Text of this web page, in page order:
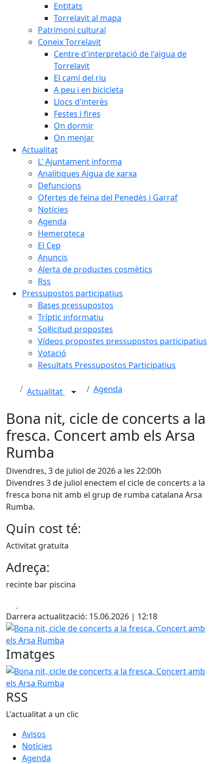
Entitats
Torrelavit al mapa
Patrimoni cultural
Coneix Torrelavit
Centre d'interpretació de l'aigua de
Torrelavit
El camí del riu
A peu i en bicicleta
Llocs d'interès
Festes i fires
On dormir
On menjar
Actualitat
L' Ajuntament informa
Analítiques Aigua de xarxa
Defuncions
Ofertes de feina del Penedès i Garraf
Notícies
Agenda
Hemeroteca
El Cep
Anuncis
Alerta de productes cosmètics
Rss
Pressupostos participatius
Bases pressupostos
Tríptic informatiu
Sol·licitud propostes
Vídeos propostes pressupostos participatius
Votació
Resultats Pressupostos Participatius
Actualitat Agenda
Bona nit, cicle de concerts a la
fresca. Concert amb els Arsa
Rumba
Divendres, 3 de juliol de 2026 a les 22:00h
Divendres 3 de juliol enectem el cicle de concerts a la
fresca bona nit amb el grup de rumba catalana Arsa
Rumba.
Quin cost té:
Activitat gratuïta
Adreça:
recinte bar piscina
Darrera actualització: 15.06.2026 | 12:18
Bona nit, cicle de concerts a la fresca. Concert amb els
Imatges
Bona nit, cicle de concerts a la fresca. Concert amb els
RSS
L'actualitat a un clic
Avisos
Notícies
Agenda